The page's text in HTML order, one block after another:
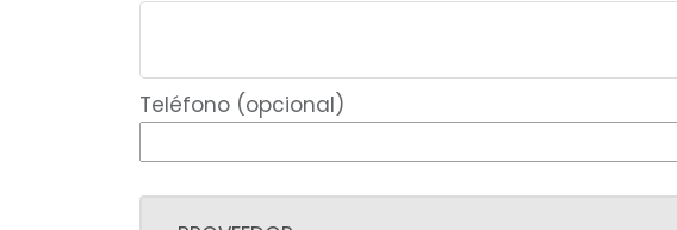
Teléfono (opcional)